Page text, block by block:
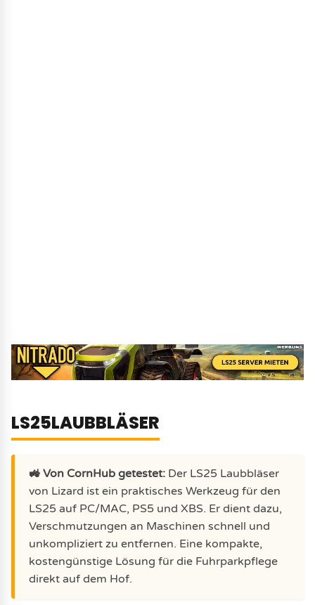
LS25LAUBBLÄSER
🚜 Von CornHub getestet: Der LS25 Laubbläser
von Lizard ist ein praktisches Werkzeug für den
LS25 auf PC/MAC, PS5 und XBS. Er dient dazu,
Verschmutzungen an Maschinen schnell und
unkompliziert zu entfernen. Eine kompakte,
kostengünstige Lösung für die Fuhrparkpflege
direkt auf dem Hof.